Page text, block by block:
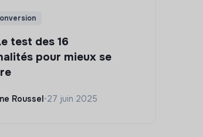
test des 16
pour mieux se
Roussel•27 juin 2025